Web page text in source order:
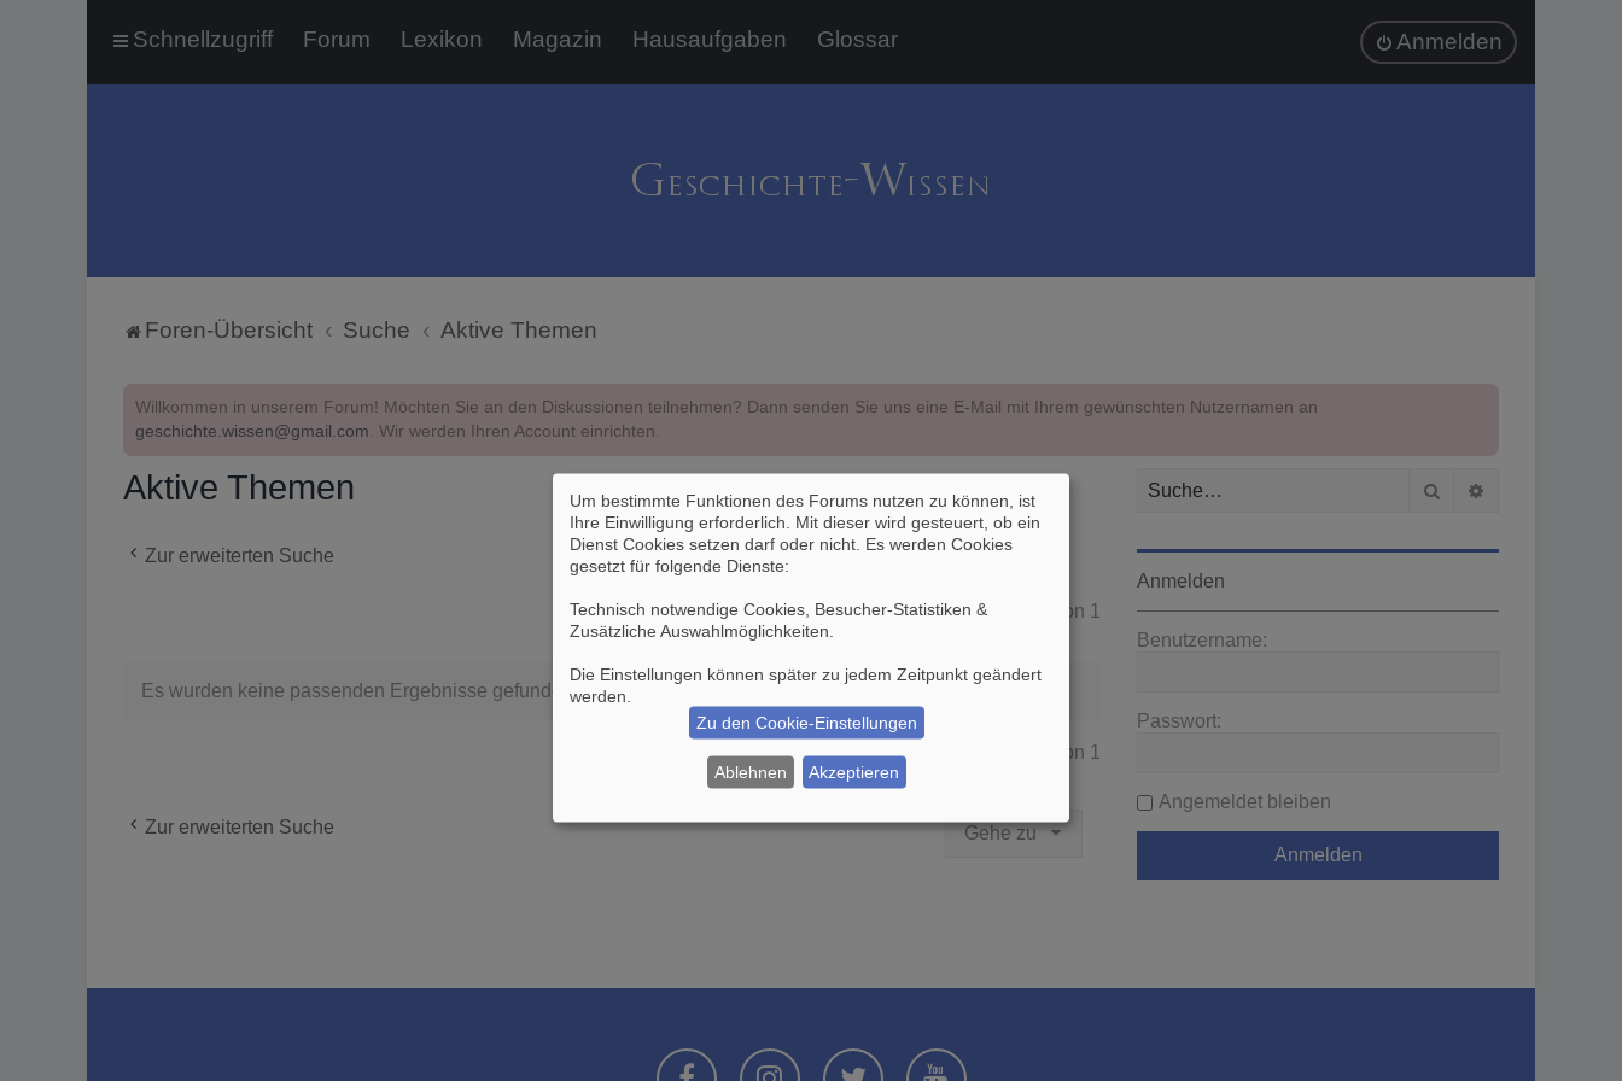
Schnellzugriff Forum Lexikon Magazin Hausaufgaben Glossar Anmelden
Foren-Übersicht Suche Aktive Themen
Willkommen in unserem Forum! Möchten Sie an den Diskussionen teilnehmen? Dann senden Sie uns eine E-Mail mit Ihrem gewünschten Nutzernamen an
geschichte.wissen@gmail.com. Wir werden Ihren Account einrichten.
Aktive Themen
Zur erweiterten Suche
Die Suche ergab 0 Treffer • Seite von 1
Es wurden keine passenden Ergebnisse gefunden.
Die Suche ergab 0 Treffer • Seite von 1
Zur erweiterten Suche Gehe zu
Suche
Anmelden
Benutzername:
Passwort:
Angemeldet bleiben
Um bestimmte Funktionen des Forums nutzen zu können, ist
Ihre Einwilligung erforderlich. Mit dieser wird gesteuert, ob ein
Dienst Cookies setzen darf oder nicht. Es werden Cookies
gesetzt für folgende Dienste:
Technisch notwendige Cookies, Besucher-Statistiken &
Zusätzliche Auswahlmöglichkeiten
Die Einstellungen können später zu jedem Zeitpunkt geändert
werden.
Zu den Cookie-Einstellungen
Ablehnen Akzeptieren